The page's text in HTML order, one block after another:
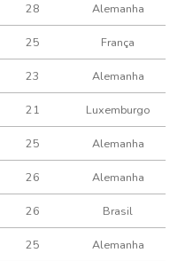
28 Alemanha
25 França
23 Alemanha
21 Luxemburgo
25 Alemanha
26 Alemanha
26 Brasil
25 Alemanha